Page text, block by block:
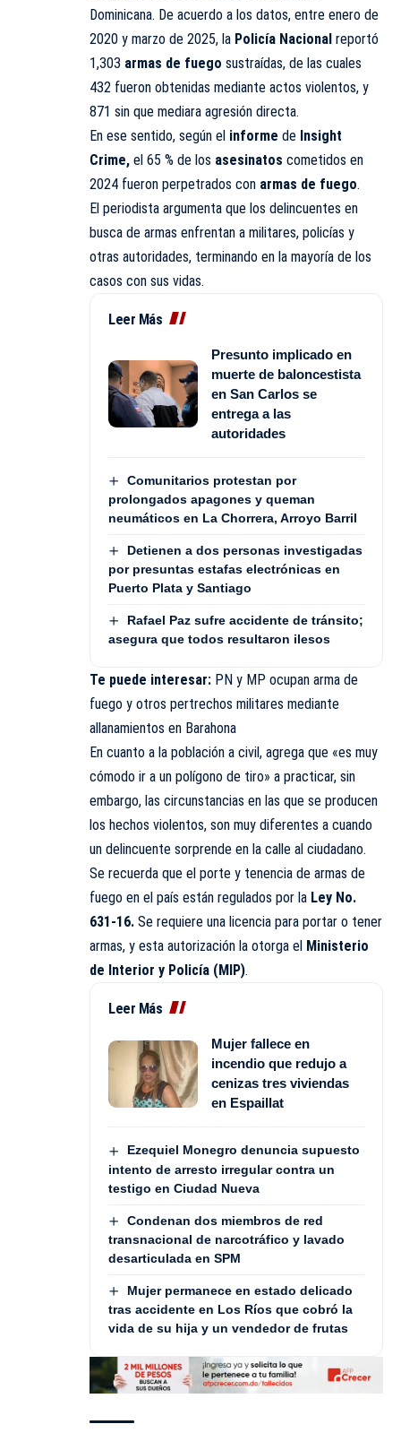
Dominicana. De acuerdo a los datos, entre enero de
2020 y marzo de 2025, la Policía Nacional reportó
1,303 armas de fuego sustraídas, de las cuales
432 fueron obtenidas mediante actos violentos, y
871 sin que mediara agresión directa.
En ese sentido, según el informe de Insight
Crime, el 65 % de los asesinatos cometidos en
2024 fueron perpetrados con armas de fuego.
El periodista argumenta que los delincuentes en
busca de armas enfrentan a militares, policías y
otras autoridades, terminando en la mayoría de los
casos con sus vidas.
Leer Más
Presunto implicado en
muerte de baloncestista
en San Carlos se
entrega a las
autoridades
Comunitarios protestan por
prolongados apagones y queman
neumáticos en La Chorrera, Arroyo Barril
Detienen a dos personas investigadas
por presuntas estafas electrónicas en
Puerto Plata y Santiago
Rafael Paz sufre accidente de tránsito;
asegura que todos resultaron ilesos
Te puede interesar: PN y MP ocupan arma de
fuego y otros pertrechos militares mediante
allanamientos en Barahona
En cuanto a la población a civil, agrega que «es muy
cómodo ir a un polígono de tiro» a practicar, sin
embargo, las circunstancias en las que se producen
los hechos violentos, son muy diferentes a cuando
un delincuente sorprende en la calle al ciudadano.
Se recuerda que el porte y tenencia de armas de
fuego en el país están regulados por la Ley No.
631-16. Se requiere una licencia para portar o tener
armas, y esta autorización la otorga el Ministerio
de Interior y Policía (MIP).
Leer Más
Mujer fallece en
incendio que redujo a
cenizas tres viviendas
en Espaillat
Ezequiel Monegro denuncia supuesto
intento de arresto irregular contra un
testigo en Ciudad Nueva
Condenan dos miembros de red
transnacional de narcotráfico y lavado
desarticulada en SPM
Mujer permanece en estado delicado
tras accidente en Los Ríos que cobró la
vida de su hija y un vendedor de frutas